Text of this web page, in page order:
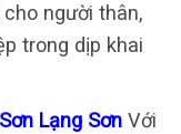
cho người thân,
trong dịp khai
Lạng Sơn Với